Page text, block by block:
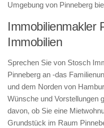
Umgebung von Pinneberg
Immobilienmakler
Immobilien
Sprechen Sie von Stosch
Pinneberg an -das
und dem Norden von
Wünsche und Vorstellungen
davon, ob Sie eine
Grundstück im Raum